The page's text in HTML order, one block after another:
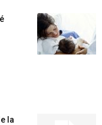
la